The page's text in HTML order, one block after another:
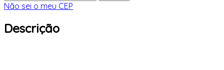
Não sei o meu CEP
Descrição